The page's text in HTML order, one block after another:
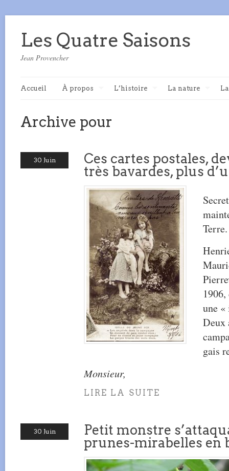
Les Quatre Saisons
Jean Provencher
Accueil À propos L’histoire La nature
Archive pour
30 Juin
Ces cartes postales,
très bavardes, plus
Terre.
une «
Deux
gais
Monsieur,
LIRE LA SUITE
30 Juin
Petit monstre
prunes-mirabelles en